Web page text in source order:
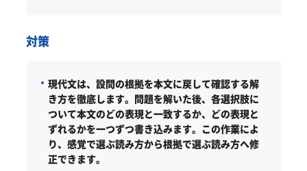
対策
現代文は、設問の根拠を本文に戻して確認する解
き方を徹底します。 問題を解いた後、各選択肢に
ついて本文のどの表現と一致するか、どの表現と
ずれるかを一つずつ書き込みます。この作業によ
り、感覚で選ぶ読み方から根拠で選ぶ読み方へ修
正できます。